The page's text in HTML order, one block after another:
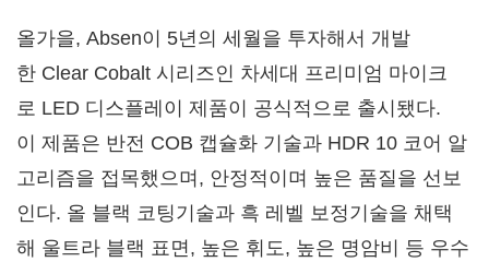
올가을, Absen이 5년의 세월을 투자해서 개발
한 Clear Cobalt 시리즈인 차세대 프리미엄 마이크
로 LED 디스플레이 제품이 공식적으로 출시됐다.
이 제품은 반전 COB 캡슐화 기술과 HDR 10 코어 알
고리즘을 접목했으며, 안정적이며 높은 품질을 선보
인다. 올 블랙 코팅기술과 흑 레벨 보정기술을 채택
해 울트라 블랙 표면, 높은 휘도, 높은 명암비 등 우수